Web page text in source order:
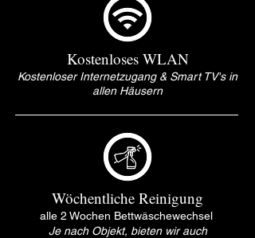
Kostenloses WLAN
Kostenloser Internetzugang & Smart TV's in
allen Häusern
Wöchentliche Reinigung
alle 2 Wochen Bettwäschewechsel
Je nach Objekt, bieten wir auch